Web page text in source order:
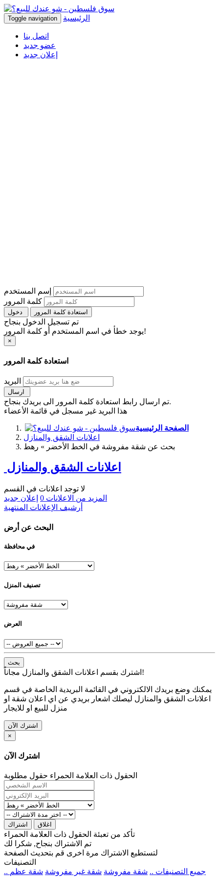
Toggle navigation الرئيسية
اتصل بنا
عضو جديد
إعلان جديد
إسم المستخدم
كلمة المرور
استعادة كلمة المرور
تم تسجيل الدخول بنجاح
يوجد خطأ في اسم المستخدم أو كلمة المرور!
×
استعادة كلمة المرور
البريد
تم ارسال رابط استعادة كلمة المرور الى بريدك بنجاح.
هذا البريد غير مسجل في قائمة الأعضاء
الصفحة الرئيسية
اعلانات الشقق والمنازل
بحث عن شقة مفروشة في الخط الأخضر » رهط
اعلانات الشقق والمنازل
لا توجد اعلانات في القسم
المزيد من الاعلانات 0 إعلان جديد
أرشيف الإعلانات المنتهية
البحث عن أرض
في محافظة
تصنيف المنزل
العرض
بحث
اشترك بقسم اعلانات الشقق والمنازل مجاناً!
يمكنك وضع بريدك الالكتروني في القائمة البريدية الخاصة في قسم
اعلانات الشقق والمنازل ليصلك اشعار بريدي عن اي اعلان شقة او
منزل للبيع او للايجار
اشترك الآن
×
اشترك الآن
الحقول ذات العلامة الحمراء حقول مطلوبة
اشتراك اغلاق
تأكد من تعبئة الحقول ذات العلامة الحمراء
تم الاشتراك بنجاح, شكرا لك
لتستطيع الاشتراك مرة اخرى قم بتحديث الصفحة
التصنيفات
.. جميع التصنيفات .. شقة مفروشة شقة غير مفروشة شقة عظم